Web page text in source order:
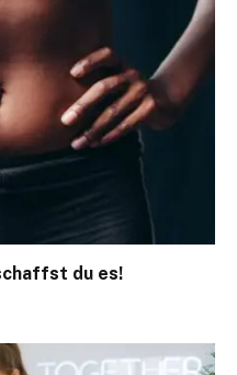
du es!